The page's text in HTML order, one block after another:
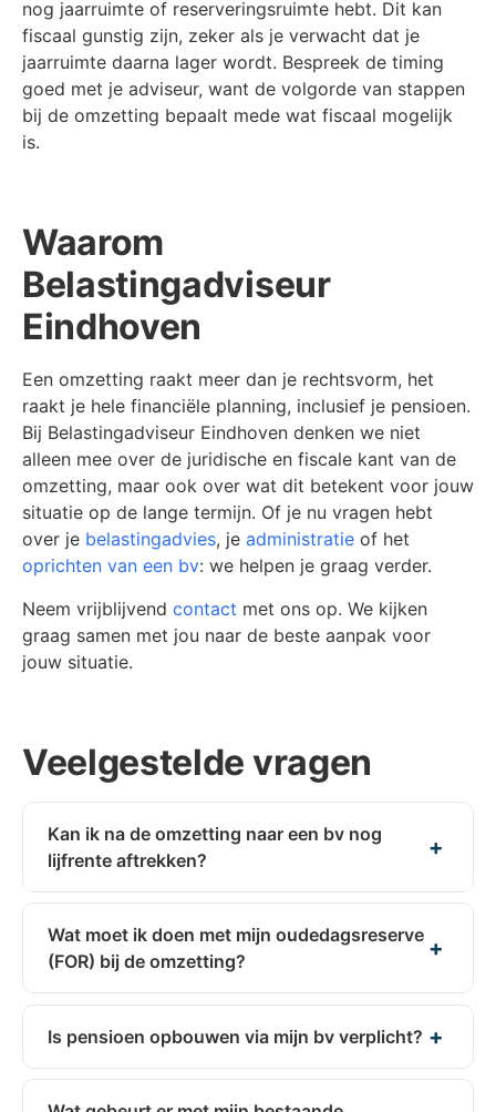
nog jaarruimte of reserveringsruimte hebt. Dit kan
fiscaal gunstig zijn, zeker als je verwacht dat je
jaarruimte daarna lager wordt. Bespreek de timing
goed met je adviseur, want de volgorde van stappen
bij de omzetting bepaalt mede wat fiscaal mogelijk
is.
Waarom
Belastingadviseur
Eindhoven
Een omzetting raakt meer dan je rechtsvorm, het
raakt je hele financiële planning, inclusief je pensioen.
Bij Belastingadviseur Eindhoven denken we niet
alleen mee over de juridische en fiscale kant van de
omzetting, maar ook over wat dit betekent voor jouw
situatie op de lange termijn. Of je nu vragen hebt
over je belastingadvies, je administratie of het
oprichten van een bv: we helpen je graag verder.
Neem vrijblijvend contact met ons op. We kijken
graag samen met jou naar de beste aanpak voor
jouw situatie.
Veelgestelde vragen
Kan ik na de omzetting naar een bv nog
lijfrente aftrekken?
Wat moet ik doen met mijn oudedagsreserve
(FOR) bij de omzetting?
Is pensioen opbouwen via mijn bv verplicht?